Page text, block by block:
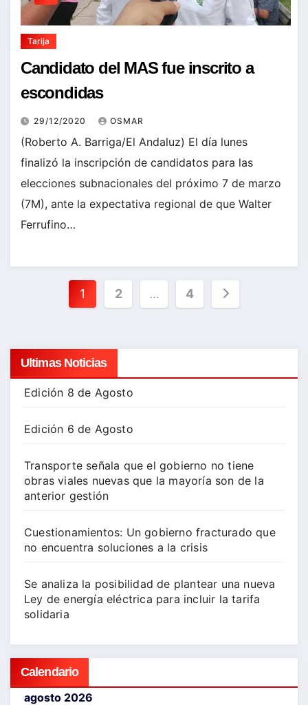
Tarija
Candidato del MAS fue inscrito a
escondidas
29/12/2020 OSMAR
(Roberto A. Barriga/El Andaluz) El día lunes
finalizó la inscripción de candidatos para las
elecciones subnacionales del próximo 7 de marzo
(7M), ante la expectativa regional de que Walter
Ferrufino…
Paginación
entradas
1 2 … 4
Ultimas Noticias
Edición 8 de Agosto
Edición 6 de Agosto
Transporte señala que el gobierno no tiene
obras viales nuevas que la mayoría son de la
anterior gestión
Cuestionamientos: Un gobierno fracturado que
no encuentra soluciones a la crisis
Se analiza la posibilidad de plantear una nueva
Ley de energía eléctrica para incluir la tarifa
solidaria
Calendario
agosto 2026